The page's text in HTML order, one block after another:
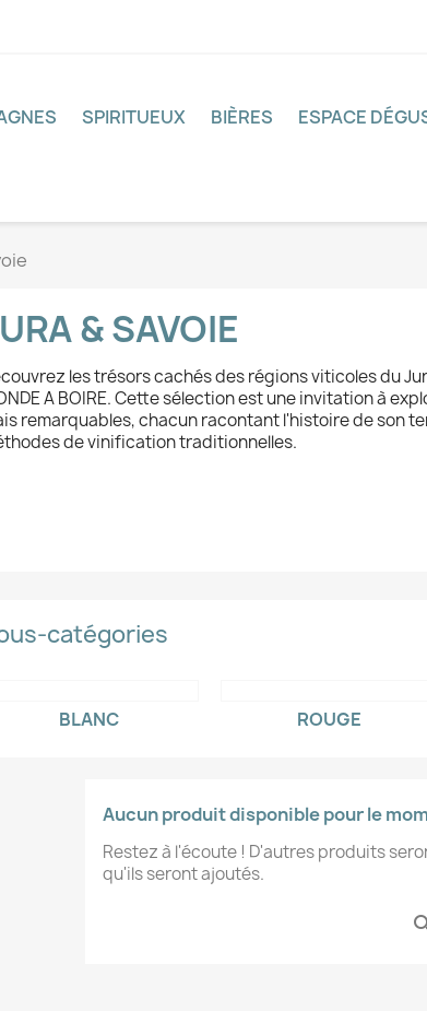
SPIRITUEUX BIÈRES ESPACE
& SAVOIE
les trésors cachés des régions viticoles du
A BOIRE. Cette sélection est une invitation à
remarquables, chacun racontant l'histoire de son
de vinification traditionnelles.
catégories
BLANC ROUGE
Aucun produit disponible pour le
Restez à l'écoute ! D'autres produits
qu'ils seront ajoutés.